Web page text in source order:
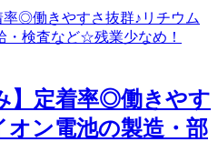
】定着率◎働きやす
オン電池の製造・部